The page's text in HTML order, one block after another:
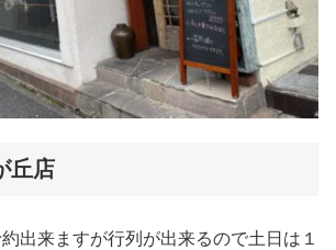
丘店
出来ますが行列が出来るので土日は１